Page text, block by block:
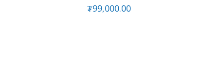
₮99,000.00